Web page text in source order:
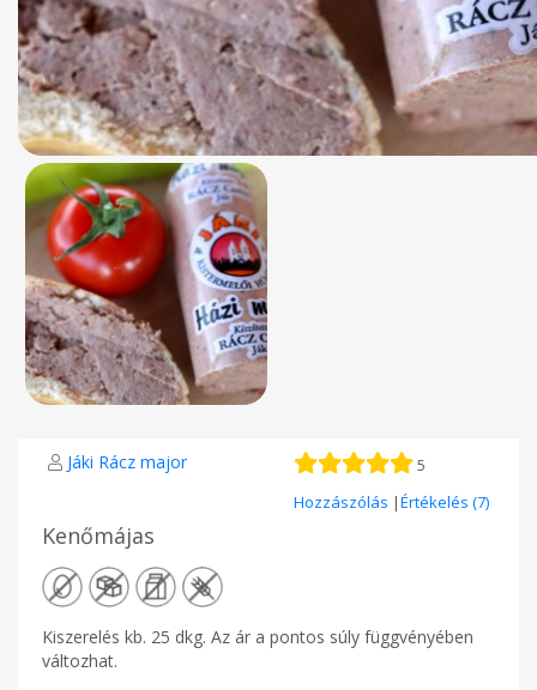
Jáki Rácz major 5
Hozzászólás |Értékelés (7)
Kenőmájas
Kiszerelés kb. 25 dkg. Az ár a pontos súly függvényében
változhat.